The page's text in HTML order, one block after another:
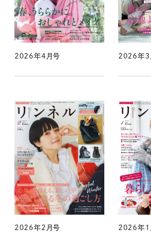
2026年4月号 2026年3
2026年2月号 2026年1